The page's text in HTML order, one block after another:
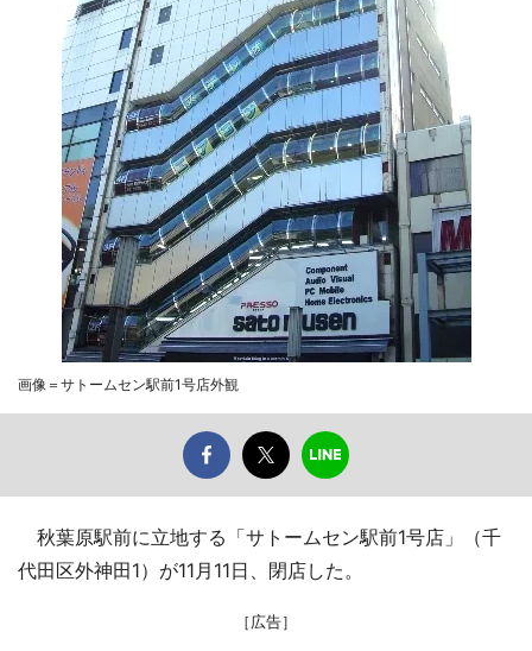
画像＝サトームセン駅前1号店外観
秋葉原駅前に立地する「サトームセン駅前1号店」（千
代田区外神田1）が11月11日、閉店した。
［広告］